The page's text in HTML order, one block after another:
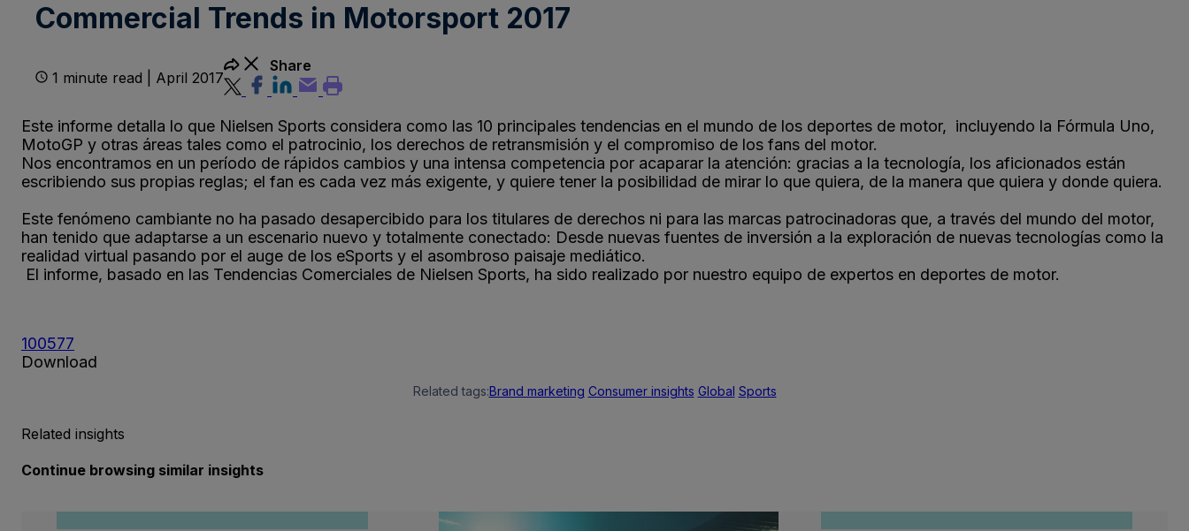
Commercial Trends in Motorsport 2017
1 minute read | April 2017
Share
Este informe detalla lo que Nielsen Sports considera como las 10 principales tendencias en el mundo de los deportes de motor, incluyendo la Fórmula Uno,
MotoGP y otras áreas tales como el patrocinio, los derechos de retransmisión y el compromiso de los fans del motor.
Nos encontramos en un período de rápidos cambios y una intensa competencia por acaparar la atención: gracias a la tecnología, los aficionados están
escribiendo sus propias reglas; el fan es cada vez más exigente, y quiere tener la posibilidad de mirar lo que quiera, de la manera que quiera y donde quiera.
Este fenómeno cambiante no ha pasado desapercibido para los titulares de derechos ni para las marcas patrocinadoras que, a través del mundo del motor,
han tenido que adaptarse a un escenario nuevo y totalmente conectado: Desde nuevas fuentes de inversión a la exploración de nuevas tecnologías como la
realidad virtual pasando por el auge de los eSports y el asombroso paisaje mediático.
El informe, basado en las Tendencias Comerciales de Nielsen Sports, ha sido realizado por nuestro equipo de expertos en deportes de motor.
100577
Download
Related tags:Brand marketing Consumer insights Global Sports
Related insights
Continue browsing similar insights